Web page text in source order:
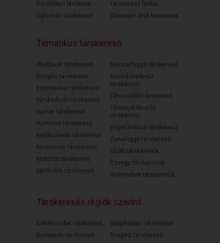
Válófélben lévőknek
Diplomás társkereső
Társkereső férfiak
Szerelem első keresésre
Tematikus társkereső
Állatbarát társkereső
Bringás társkereső
Ezermester társkereső
Filmkedvelő társkereső
Gamer társkereső
Humoros társkereső
Kertészkedő társkereső
Könyvmoly társkereső
Motoros társkereső
Spirituális társkereső
Sorozatfüggő társkereső
Színházkedvelő
társkereső
Táncoslábú társkereső
Társasjátékozós
társkereső
Vegetáriánus társkereső
Zenefüggő társkereső
Elvált társkeresők
Özvegy társkeresők
Gyermekes társkeresők
Társkeresés régiók szerint
Békéscsabai társkereső
Budapesti társkereső
Salgótarjáni társkereső
Szegedi társkereső